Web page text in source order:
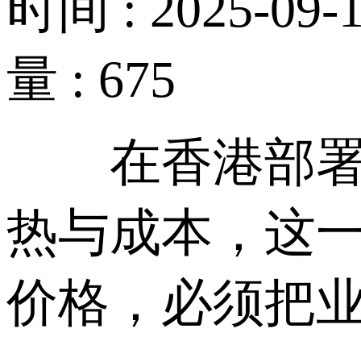
量 : 675
在香港部署
热与成本，这
价格，必须把